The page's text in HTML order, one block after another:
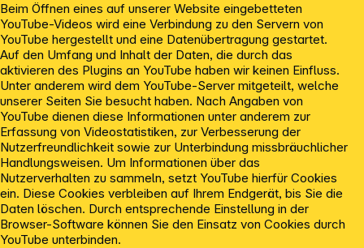
Beim Öffnen eines auf unserer Website eingebetteten
YouTube-Videos wird eine Verbindung zu den Servern von
YouTube hergestellt und eine Datenübertragung gestartet.
Auf den Umfang und Inhalt der Daten, die durch das
aktivieren des Plugins an YouTube haben wir keinen Einfluss.
Unter anderem wird dem YouTube-Server mitgeteilt, welche
unserer Seiten Sie besucht haben. Nach Angaben von
YouTube dienen diese Informationen unter anderem zur
Erfassung von Videostatistiken, zur Verbesserung der
Nutzerfreundlichkeit sowie zur Unterbindung missbräuchlicher
Handlungsweisen. Um Informationen über das
Nutzerverhalten zu sammeln, setzt YouTube hierfür Cookies
ein. Diese Cookies verbleiben auf Ihrem Endgerät, bis Sie die
Daten löschen. Durch entsprechende Einstellung in der
Browser-Software können Sie den Einsatz von Cookies durch
YouTube unterbinden.